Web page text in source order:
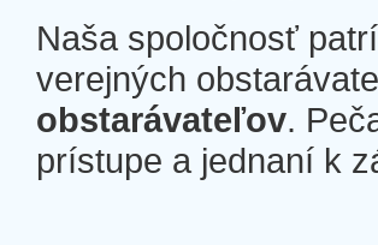
Naša spoločnosť
verejných
obstarávateľov.
prístupe a jednaní k